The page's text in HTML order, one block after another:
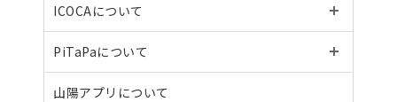
ICOCAについて
PiTaPaについて
山陽アプリについて